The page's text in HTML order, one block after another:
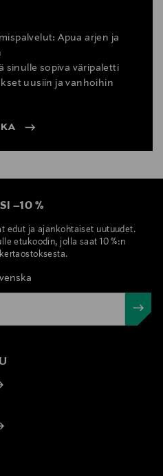
Apua arjen ja
sinulle sopiva väripaletti
uusiin ja vanhoihin
–10 %
edut ja ajankohtaiset uutuudet.
etukoodin, jolla saat 10 %:n